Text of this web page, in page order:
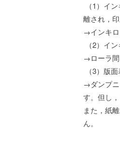
（1）イ
離され，
→インキロ
（2）イ
→ローラ間
（3）版
→ダンプニ
す。但し
また，紙
ん。